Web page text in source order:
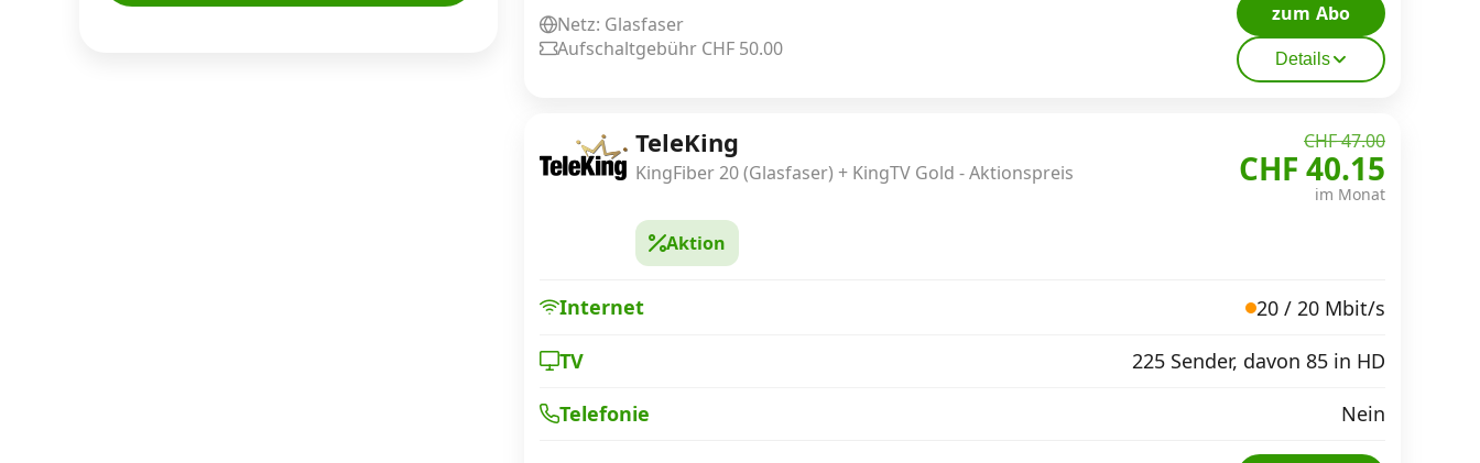
Netz: Glasfaser
Aufschaltgebühr CHF 50.00
zum Abo
Details
TeleKing
KingFiber 20 (Glasfaser) + KingTV Gold - Aktionspreis
Aktion
CHF 47.00
CHF 40.15
im Monat
Internet 20 / 20 Mbit/s
TV 225 Sender, davon 85 in HD
Telefonie Nein